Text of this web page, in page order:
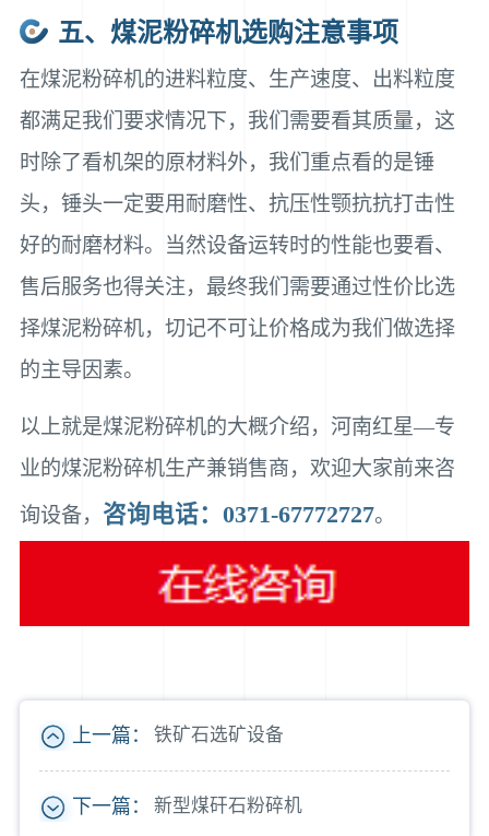
五、煤泥粉碎机选购注意事项
在煤泥粉碎机的进料粒度、生产速度、出料粒度
都满足我们要求情况下，我们需要看其质量，这
时除了看机架的原材料外，我们重点看的是锤
头，锤头一定要用耐磨性、抗压性颚抗抗打击性
好的耐磨材料。当然设备运转时的性能也要看、
售后服务也得关注，最终我们需要通过性价比选
择煤泥粉碎机，切记不可让价格成为我们做选择
的主导因素。
以上就是煤泥粉碎机的大概介绍，河南红星—专
业的煤泥粉碎机生产兼销售商，欢迎大家前来咨
询设备， 咨询电话：0371-67772727。
上一篇： 铁矿石选矿设备
下一篇： 新型煤矸石粉碎机